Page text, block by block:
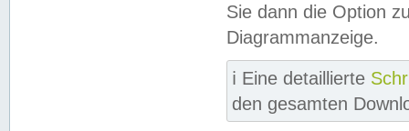
Sie dann die Option
Diagrammanzeige.
ℹ️ Eine detaillierte
den gesamten